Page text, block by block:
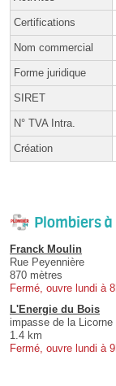
Certifications
Nom commercial
Forme juridique
SIRET
N° TVA Intra.
Création
Plombiers
Franck Moulin
Rue Peyennière
870 mètres
Fermé, ouvre lundi à
L'Energie du Bois
impasse de la Licorne
1.4 km
Fermé, ouvre lundi à